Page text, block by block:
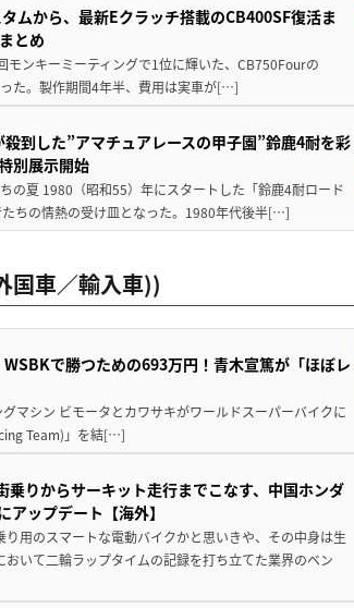
ムから、最新Eクラッチ搭載のCB400SF復活ま
とめ
ンキーミーティングで1位に輝いた、CB750Fourの
た。製作期間4年半、費用は実車が[…]
到した”アマチュアレースの甲子園”鈴鹿4耐を彩
別展示開始
の夏 1980（昭和55）年にスタートした「鈴鹿4耐ロード
ちの情熱の受け皿となった。1980年代後半[…]
国車／輸入車))
で勝つための693万円！青木宣篤が「ほぼレ
マシン ビモータとカワサキがワールドスーパーバイクに
Team)」を結[…]
りからサーキット走行までこなす、中国ホンダ
ップデート【海外】
用のスマートな電動バイクかと思いきや、その中身は生
いて二輪ラップタイムの記録を打ち立てた業界のベン